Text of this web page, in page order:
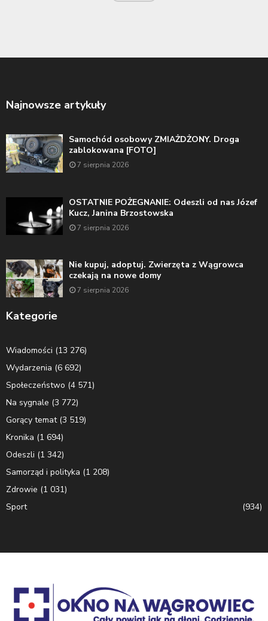
Najnowsze artykuły
Samochód osobowy ZMIAŻDŻONY. Droga
zablokowana [FOTO]
7 sierpnia 2026
OSTATNIE POŻEGNANIE: Odeszli od nas Józef
Kucz, Janina Brzostowska
7 sierpnia 2026
Nie kupuj, adoptuj. Zwierzęta z Wągrowca
czekają na nowe domy
7 sierpnia 2026
Kategorie
Wiadomości (13 276)
Wydarzenia (6 692)
Społeczeństwo (4 571)
Na sygnale (3 772)
Gorący temat(3 519)
Kronika (1 694)
Odeszli (1 342)
Samorząd i polityka (1 208)
Zdrowie (1 031)
Sport
(934)